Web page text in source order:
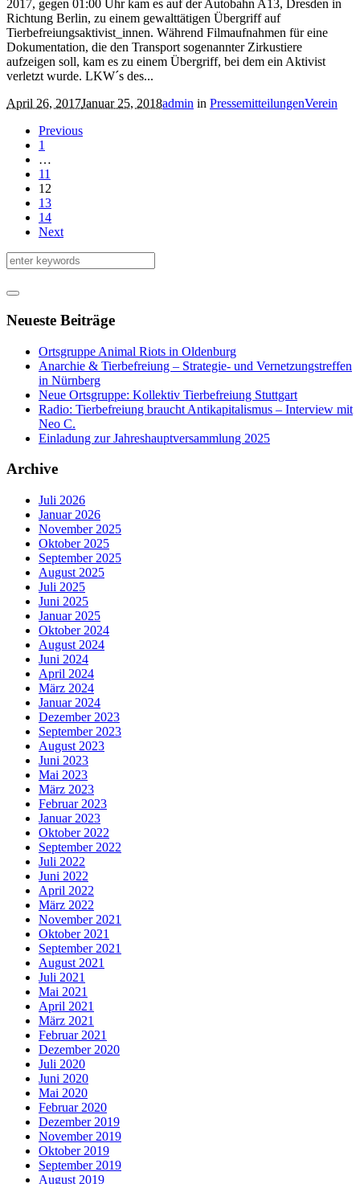
2017, gegen 01:00 Uhr kam es auf der Autobahn A13, Dresden in
Richtung Berlin, zu einem gewalttätigen Übergriff auf
Tierbefreiungsaktivist_innen. Während Filmaufnahmen für eine
Dokumentation, die den Transport sogenannter Zirkustiere
aufzeigen soll, kam es zu einem Übergriff, bei dem ein Aktivist
verletzt wurde. LKW´s des...
April 26, 2017Januar 25, 2018admin in PressemitteilungenVerein
Previous
1
…
11
12
13
14
Next
Neueste Beiträge
Ortsgruppe Animal Riots in Oldenburg
Anarchie & Tierbefreiung – Strategie- und Vernetzungstreffen
in Nürnberg
Neue Ortsgruppe: Kollektiv Tierbefreiung Stuttgart
Radio: Tierbefreiung braucht Antikapitalismus – Interview mit
Neo C.
Einladung zur Jahreshauptversammlung 2025
Archive
Juli 2026
Januar 2026
November 2025
Oktober 2025
September 2025
August 2025
Juli 2025
Juni 2025
Januar 2025
Oktober 2024
August 2024
Juni 2024
April 2024
März 2024
Januar 2024
Dezember 2023
September 2023
August 2023
Juni 2023
Mai 2023
März 2023
Februar 2023
Januar 2023
Oktober 2022
September 2022
Juli 2022
Juni 2022
April 2022
März 2022
November 2021
Oktober 2021
September 2021
August 2021
Juli 2021
Mai 2021
April 2021
März 2021
Februar 2021
Dezember 2020
Juli 2020
Juni 2020
Mai 2020
Februar 2020
Dezember 2019
November 2019
Oktober 2019
September 2019
August 2019